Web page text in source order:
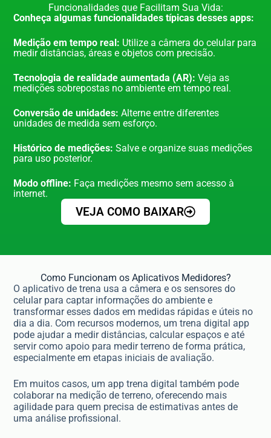
Funcionalidades que Facilitam Sua Vida:
Conheça algumas funcionalidades típicas desses apps:
Medição em tempo real: Utilize a câmera do celular para
medir distâncias, áreas e objetos com precisão.
Tecnologia de realidade aumentada (AR): Veja as
medições sobrepostas no ambiente em tempo real.
Conversão de unidades: Alterne entre diferentes
unidades de medida sem esforço.
Histórico de medições: Salve e organize suas medições
para uso posterior.
Modo offline: Faça medições mesmo sem acesso à
internet.
VEJA COMO BAIXAR
Como Funcionam os Aplicativos Medidores?
O aplicativo de trena usa a câmera e os sensores do
celular para captar informações do ambiente e
transformar esses dados em medidas rápidas e úteis no
dia a dia. Com recursos modernos, um trena digital app
pode ajudar a medir distâncias, calcular espaços e até
servir como apoio para medir terreno de forma prática,
especialmente em etapas iniciais de avaliação.
Em muitos casos, um app trena digital também pode
colaborar na medição de terreno, oferecendo mais
agilidade para quem precisa de estimativas antes de
uma análise profissional.